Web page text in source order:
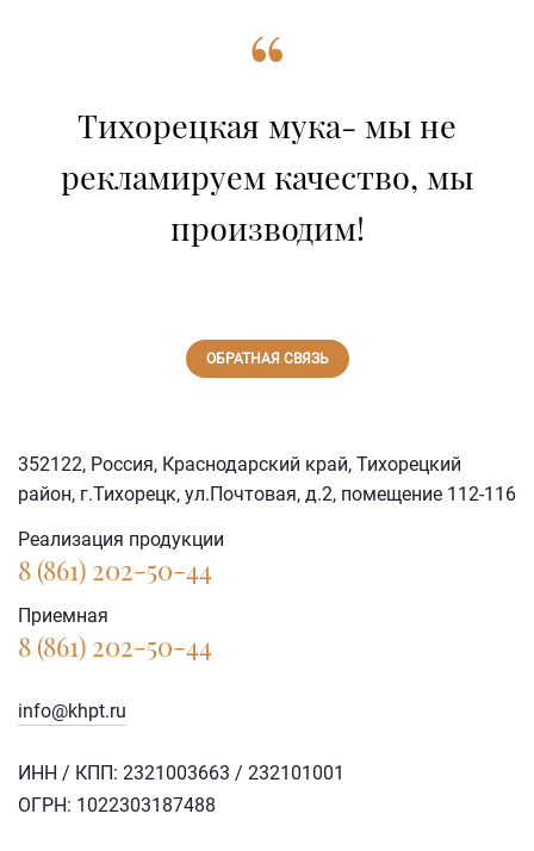
“
Тихорецкая мука- мы не
рекламируем качество, мы
производим!
ОБРАТНАЯ СВЯЗЬ
352122, Россия, Краснодарский край, Тихорецкий
район, г.Тихорецк, ул.Почтовая, д.2, помещение 112-116
Реализация продукции
8 (861) 202-50-44
Приемная
8 (861) 202-50-44
info@khpt.ru
ИНН / КПП: 2321003663 / 232101001
ОГРН: 1022303187488